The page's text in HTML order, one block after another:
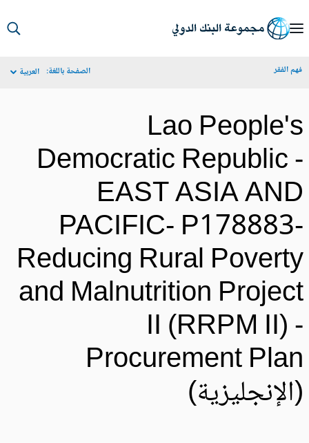
الفقر الصفحة باللغة: العربية
Lao
Democratic Republic
EAST ASIA
PACIFIC-
Reducing Rural
and Malnutrition
II (RRPM II)
Procurement